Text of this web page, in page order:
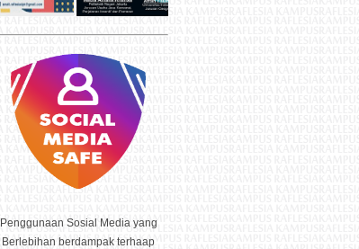
Penggunaan Sosial Media yang
Berlebihan berdampak terhaap